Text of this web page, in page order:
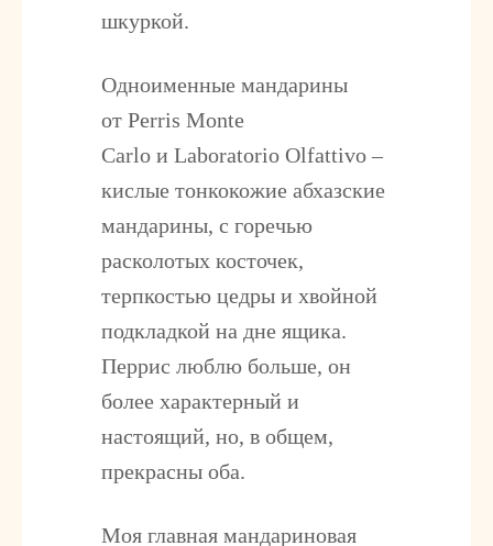
шкуркой.
Одноименные мандарины
от Perris Monte
Carloи Laboratorio Olfattivo–
кислые тонкокожие абхазские
мандарины, с горечью
расколотых косточек,
терпкостью цедры и хвойной
подкладкой на дне ящика.
Перрис люблю больше, он
более характерный и
настоящий, но, в общем,
прекрасны оба.
Моя главная мандариновая